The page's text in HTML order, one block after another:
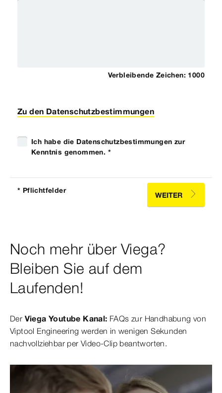
Verbleibende Zeichen: 1000
Zu den Datenschutzbestimmungen
Ich habe die Datenschutzbestimmungen zur
Kenntnis genommen. *
* Pflichtfelder
WEITER
Noch mehr über Viega?
Bleiben Sie auf dem
Laufenden!
Der Viega Youtube Kanal: FAQs zur Handhabung von
Viptool Engineering werden in wenigen Sekunden
nachvollziehbar per Video-Clip beantworten.